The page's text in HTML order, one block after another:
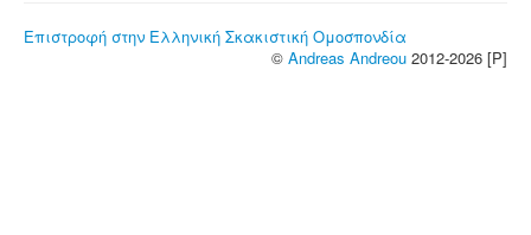
Επιστροφή στην Ελληνική Σκακιστική Ομοσπονδία
© Andreas Andreou 2012-2026 [P]